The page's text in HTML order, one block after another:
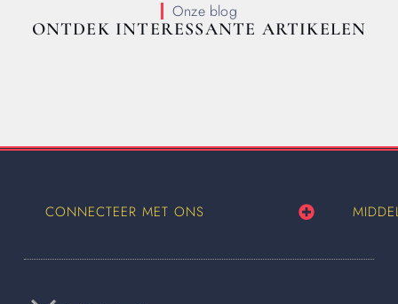
Onze blog
ONTDEK INTERESSANTE ARTIKELEN
CONNECTEER MET ONS